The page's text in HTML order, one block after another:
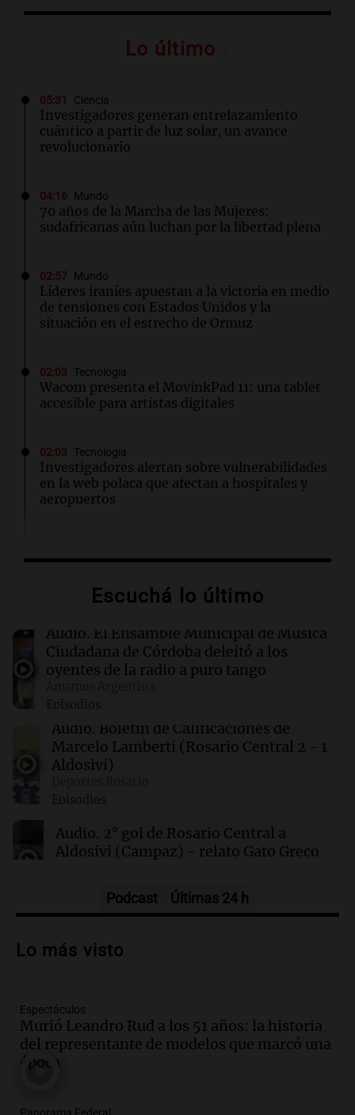
Lo último
05:31 Ciencia
Investigadores generan entrelazamiento
cuántico a partir de luz solar, un avance
revolucionario
04:16 Mundo
70 años de la Marcha de las Mujeres:
sudafricanas aún luchan por la libertad plena
02:57 Mundo
Líderes iraníes apuestan a la victoria en medio
de tensiones con Estados Unidos y la
situación en el estrecho de Ormuz
02:03 Tecnología
Wacom presenta el MovinkPad 11: una tablet
accesible para artistas digitales
02:03 Tecnología
Investigadores alertan sobre vulnerabilidades
en la web polaca que afectan a hospitales y
aeropuertos
Trump vuelve a intentar limitar la ciudadanía
01:31 Ciencia
Descubren vida inesperada en el cuerpo de
Ötzi, el hombre de hielo de 5.300 años
00:55 Mundo
China se prepara para el tifón Dolphin; cierran
escuelas y actividades turísticas en varias
provincias
00:32 Clima
sábado 8 de agosto
Escuchá lo último
Audio. El Ensamble Municipal de Música
Ciudadana de Córdoba deleitó a los
oyentes de la radio a puro tango
Episodios
Audio. Boletín de Calificaciones de
Marcelo Lamberti (Rosario Central 2 - 1
Aldosivi)
Episodios
Audio. 2° gol de Rosario Central a
Aldosivi (Campaz) - relato Gato Greco
Audio.Nuevo desarrollo urbano y casa
en Villa María
Audio.
la Bulaya abrirá sus puertas mañana con
diversas actividades y sorpresas
Panorama Federal
Podcast Últimas 24 h
Lo más visto
Espectáculos
Murió Leandro Rud a los 51 años: la historia
del representante de modelos que marcó una
época